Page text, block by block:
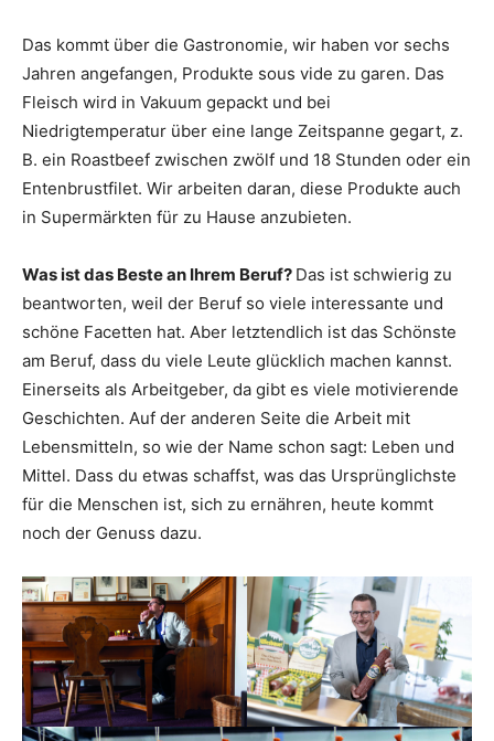
Das kommt über die Gastronomie, wir haben vor sechs
Jahren ange­fangen, Produkte sous vide zu garen. Das
Fleisch wird in Vakuum gepackt und bei
Niedrigtemperatur über eine lange Zeitspanne gegart, z.
B. ein Roastbeef zwischen zwölf und 18 Stunden oder ein
Entenbrustfilet. Wir arbeiten daran, diese Produkte auch
in Supermärkten für zu Hause anzubieten.
Was ist das Beste an Ihrem Beruf? Das ist schwierig zu
beantworten, weil der Beruf so viele interessante und
schöne Facetten hat. Aber letztendlich ist das Schönste
am Beruf, dass du viele Leute glücklich machen kannst.
Einerseits als Arbeitgeber, da gibt es viele motivierende
Geschichten. Auf der anderen Seite die Arbeit mit
Lebensmitteln, so wie der Name schon sagt: Leben und
Mittel. Dass du etwas schaffst, was das Ursprünglichste
für die Menschen ist, sich zu ernähren, heute kommt
noch der Genuss dazu.